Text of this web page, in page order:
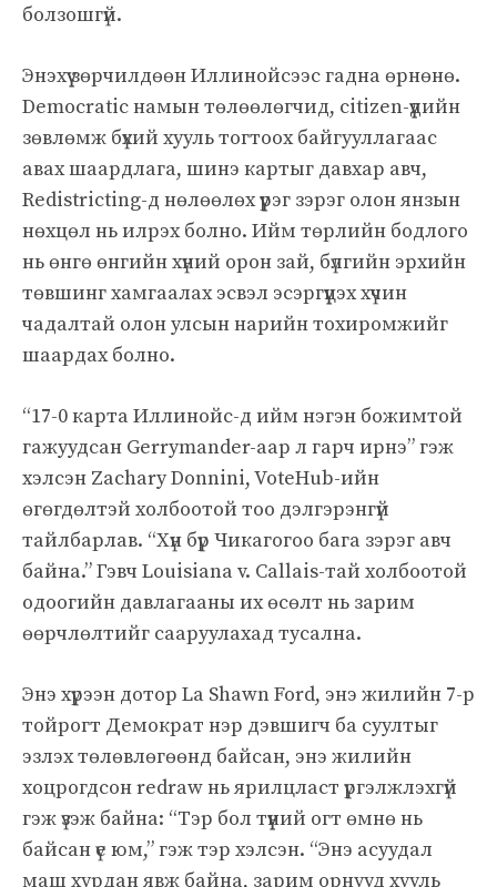
болзошгүй.
Энэхүү зөрчилдөөн Иллинойсээс гадна өрнөнө.
Democratic намын төлөөлөгчид, citizen-үүдийн
зөвлөмж бүхий хууль тогтоох байгууллагаас
авах шаардлага, шинэ картыг давхар авч,
Redistricting-д нөлөөлөх үүрэг зэрэг олон янзын
нөхцөл нь илрэх болно. Ийм төрлийн бодлого
нь өнгө өнгийн хүний орон зай, бүлгийн эрхийн
төвшинг хамгаалах эсвэл эсэргүүцэх хүчин
чадалтай олон улсын нарийн тохиромжийг
шаардах болно.
“17-0 карта Иллинойс-д ийм нэгэн божимтой
гажуудсан Gerrymander-аар л гарч ирнэ” гэж
хэлсэн Zachary Donnini, VoteHub-ийн
өгөгдөлтэй холбоотой тоо дэлгэрэнгүй
тайлбарлав. “Хүн бүр Чикагогоо бага зэрэг авч
байна.” Гэвч Louisiana v. Callais-тай холбоотой
одоогийн давлагааны их өсөлт нь зарим
өөрчлөлтийг сааруулахад тусална.
Энэ хүрээн дотор La Shawn Ford, энэ жилийн 7-р
тойрогт Демократ нэр дэвшигч ба суултыг
эзлэх төлөвлөгөөнд байсан, энэ жилийн
хоцрогдсон redraw нь ярилцлаcт үргэлжлэхгүй
гэж үзэж байна: “Тэр бол түүний огт өмнө нь
байсан үе юм,” гэж тэр хэлсэн. “Энэ асуудал
маш хурдан явж байна, зарим орнууд хууль